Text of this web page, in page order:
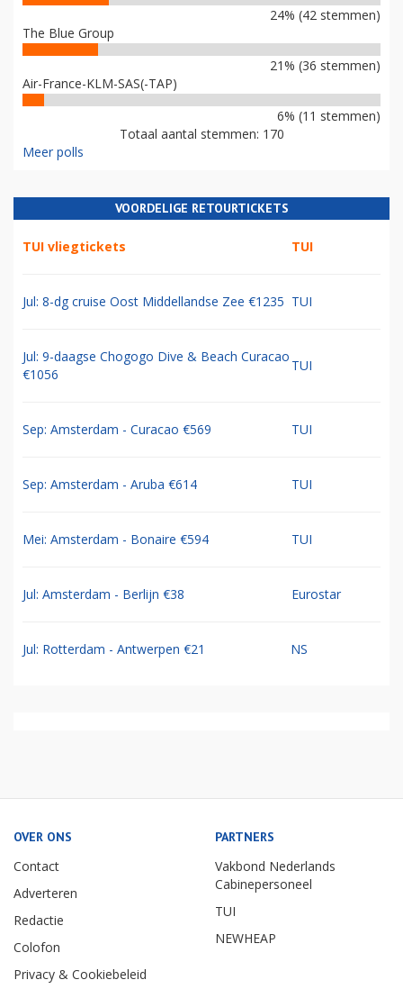
24% (42 stemmen)
The Blue Group
21% (36 stemmen)
Air-France-KLM-SAS(-TAP)
6% (11 stemmen)
Totaal aantal stemmen: 170
Meer polls
VOORDELIGE RETOURTICKETS
TUI vliegtickets TUI
Jul: 8-dg cruise Oost Middellandse Zee €1235 TUI
Jul: 9-daagse Chogogo Dive & Beach Curacao
€1056
TUI
Sep: Amsterdam - Curacao €569 TUI
Sep: Amsterdam - Aruba €614 TUI
Mei: Amsterdam - Bonaire €594 TUI
Jul: Amsterdam - Berlijn €38 Eurostar
Jul: Rotterdam - Antwerpen €21 NS
OVER ONS
Contact
Adverteren
Redactie
Colofon
Privacy & Cookiebeleid
PARTNERS
Vakbond Nederlands
Cabinepersoneel
TUI
NEWHEAP